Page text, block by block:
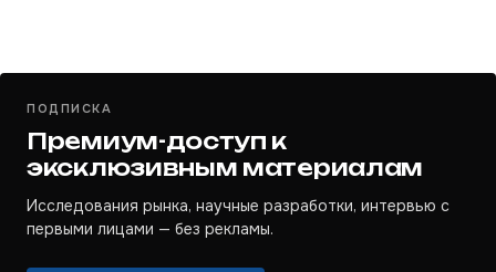
ПОДПИСКА
Премиум-доступ к
эксклюзивным материалам
Исследования рынка, научные разработки, интервью с
первыми лицами — без рекламы.